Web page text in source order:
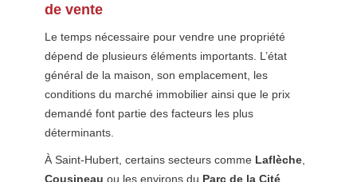
de vente
Le temps nécessaire pour vendre une propriété
dépend de plusieurs éléments importants. L’état
général de la maison, son emplacement, les
conditions du marché immobilier ainsi que le prix
demandé font partie des facteurs les plus
déterminants.
À Saint-Hubert, certains secteurs comme Laflèche
Cousineau ou les environs du Parc de la Cité